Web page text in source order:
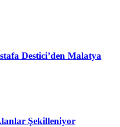
Destici’den Malatya
Şekilleniyor